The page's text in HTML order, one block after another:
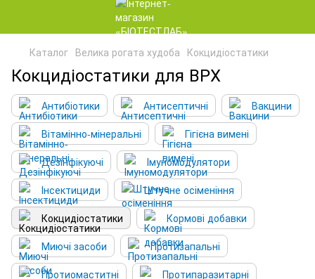
Каталог Велика рогата худоба Кокцидіостатики
Кокцидіостатики для ВРХ
Антибіотики Антисептичні
Вакцини
Вітамінно-мінеральні
Гігієна вимені
Дезінфікуючі
Імуномодулятори
Інсектициди
Штучне осіменіння
Кокцидіостатики
Кормові добавки
Миючі засоби
Протизапальні
Протиомаститні
Протипаразитарні